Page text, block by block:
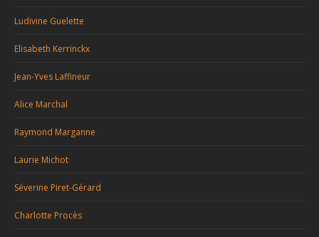
Ludivine Guelette
Elisabeth Kerrinckx
Jean-Yves Laffineur
Alice Marchal
Raymond Marganne
Laurie Michot
Séverine Piret-Gérard
Charlotte Procès